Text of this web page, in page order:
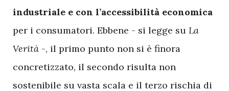
industriale e con l’accessibilità economica
per i consumatori. Ebbene - si legge su La
Verità -, il primo punto non si è finora
concretizzato, il secondo risulta non
sostenibile su vasta scala e il terzo rischia di